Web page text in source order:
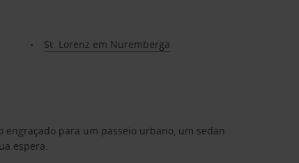
St. Lorenz em Nuremberga
para um passeio urbano, um sedan
espera.